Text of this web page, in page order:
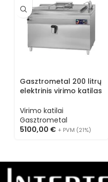
Gasztrometal 200 litrų
elektrinis virimo katilas
Virimo katilai
Gasztrometal
5100,00 € + PVM (21%)